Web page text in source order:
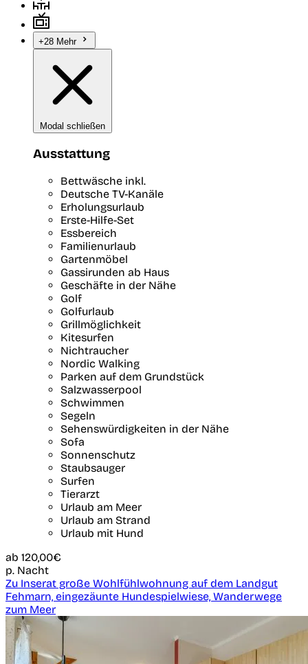
+28 Mehr
Modal schließen
Ausstattung
Bettwäsche inkl.
Deutsche TV-Kanäle
Erholungsurlaub
Erste-Hilfe-Set
Essbereich
Familienurlaub
Gartenmöbel
Gassirunden ab Haus
Geschäfte in der Nähe
Golf
Golfurlaub
Grillmöglichkeit
Kitesurfen
Nichtraucher
Nordic Walking
Parken auf dem Grundstück
Salzwasserpool
Schwimmen
Segeln
Sehenswürdigkeiten in der Nähe
Sofa
Sonnenschutz
Staubsauger
Surfen
Tierarzt
Urlaub am Meer
Urlaub am Strand
Urlaub mit Hund
ab 120,00€
p. Nacht
Zu Inserat große Wohlfühlwohnung auf dem Landgut
Fehmarn, eingezäunte Hundespielwiese, Wanderwege
zum Meer